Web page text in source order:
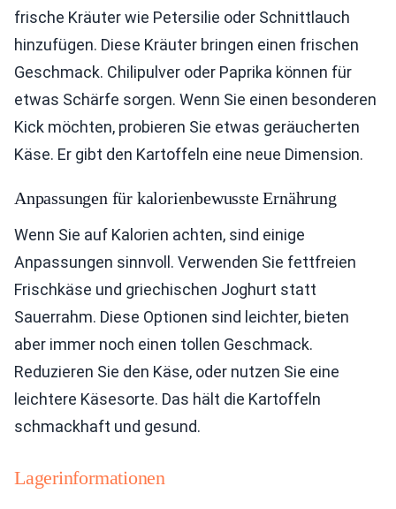
frische Kräuter wie Petersilie oder Schnittlauch
hinzufügen. Diese Kräuter bringen einen frischen
Geschmack. Chilipulver oder Paprika können für
etwas Schärfe sorgen. Wenn Sie einen besonderen
Kick möchten, probieren Sie etwas geräucherten
Käse. Er gibt den Kartoffeln eine neue Dimension.
Anpassungen für kalorienbewusste Ernährung
Wenn Sie auf Kalorien achten, sind einige
Anpassungen sinnvoll. Verwenden Sie fettfreien
Frischkäse und griechischen Joghurt statt
Sauerrahm. Diese Optionen sind leichter, bieten
aber immer noch einen tollen Geschmack.
Reduzieren Sie den Käse, oder nutzen Sie eine
leichtere Käsesorte. Das hält die Kartoffeln
schmackhaft und gesund.
Lagerinformationen